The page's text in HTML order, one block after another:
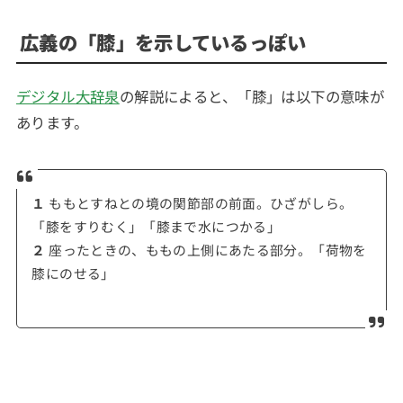
広義の「膝」を示しているっぽい
デジタル大辞泉の解説によると、「膝」は以下の意味が
あります。
１ ももとすねとの境の関節部の前面。ひざがしら。
「膝をすりむく」「膝まで水につかる」
２ 座ったときの、ももの上側にあたる部分。「荷物を
膝にのせる」